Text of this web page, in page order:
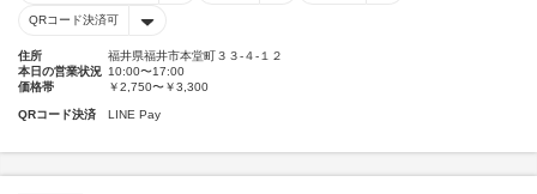
QRコード決済可
住所
福井県福井市本堂町３３-４-１２
本日の営業状況 10:00〜17:00
価格帯
￥2,750〜￥3,300
QRコード決済 LINE Pay